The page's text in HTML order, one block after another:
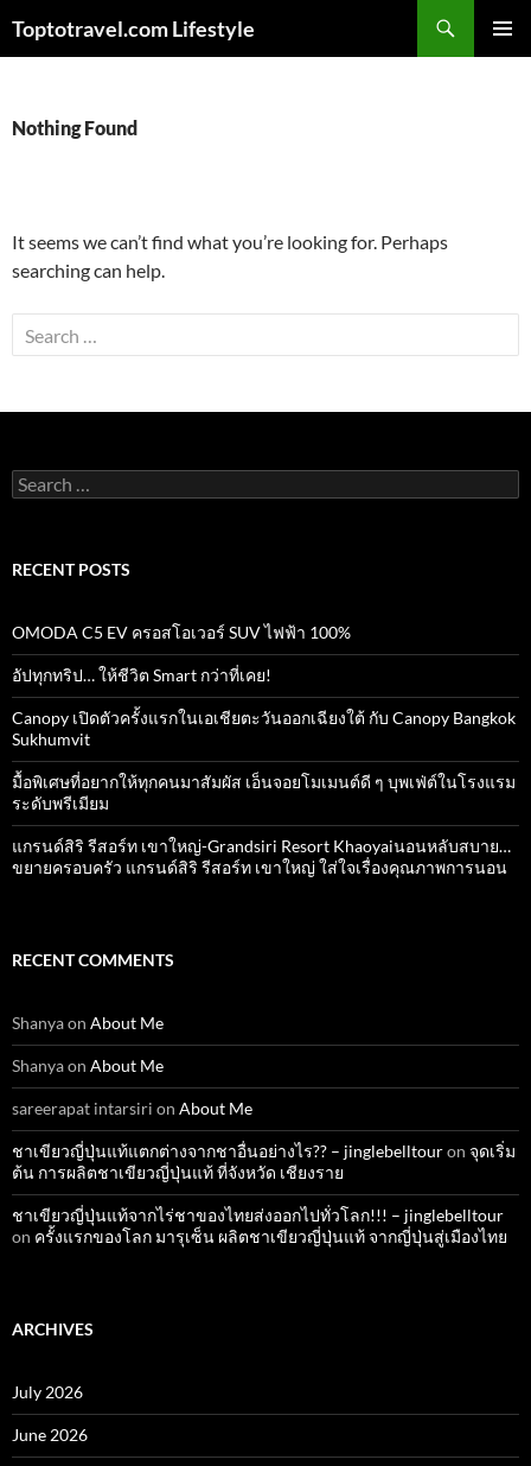
Toptotravel.com Lifestyle
Nothing Found
It seems we can’t find what you’re looking for. Perhaps
searching can help.
Search
for:
Search
for:
RECENT POSTS
OMODA C5 EV ครอสโอเวอร์ SUV ไฟฟ้า 100%
อัปทุกทริป… ให้ชีวิต Smart กว่าที่เคย!
Canopy เปิดตัวครั้งแรกในเอเชียตะวันออกเฉียงใต้ กับ Canopy Bangkok
Sukhumvit
มื้อพิเศษที่อยากให้ทุกคนมาสัมผัส เอ็นจอยโมเมนต์ดี ๆ บุพเฟ่ต์ในโรงแรม
ระดับพรีเมียม
แกรนด์สิริ​ รีสอร์ท​ เขาใหญ่​-Grandsiri​ Resort​ Khaoyaiนอนหลับสบาย…
ขยายครอบครัว แกรนด์สิริ รีสอร์ท เขาใหญ่ ใส่ใจเรื่องคุณภาพการนอน
RECENT COMMENTS
Shanyaon About Me
Shanyaon About Me
sareerapat intarsiri on About Me
ชาเขียวญี่ปุ่นแท้แตกต่างจากชาอื่นอย่างไร?? – jinglebelltouron จุดเริ่ม
ต้น การผลิตชาเขียวญี่ปุ่นแท้ ที่จังหวัด เชียงราย
ชาเขียวญี่ปุ่นแท้จากไร่ชาของไทยส่งออกไปทั่วโลก!!! – jinglebelltour
on ครั้งแรกของโลก มารุเซ็น ผลิตชาเขียวญี่ปุ่นแท้ จากญี่ปุ่นสู่เมืองไทย
ARCHIVES
July 2026
June 2026